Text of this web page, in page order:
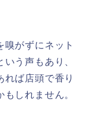
がずにネット
う声もあり、
ば店頭で香り
しれません。